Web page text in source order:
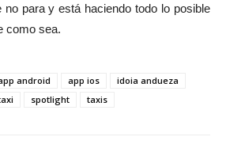
no para y está haciendo todo lo posible
como sea.
android app ios
idoia andueza
spotlight taxis